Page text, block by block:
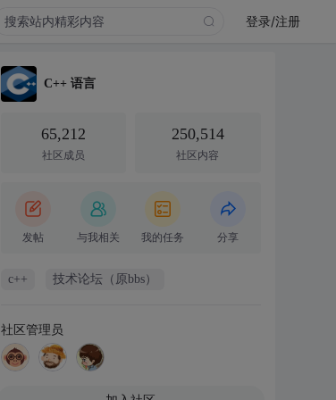
登录/注册
C++ 语言
65,212
社区成员
250,514
社区内容
发帖 与我相关 我的任务 分享
c++ 技术论坛（原bbs）
社区管理员